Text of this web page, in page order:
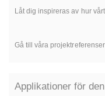
Låt dig inspireras av hur
Gå till våra
Applikationer för